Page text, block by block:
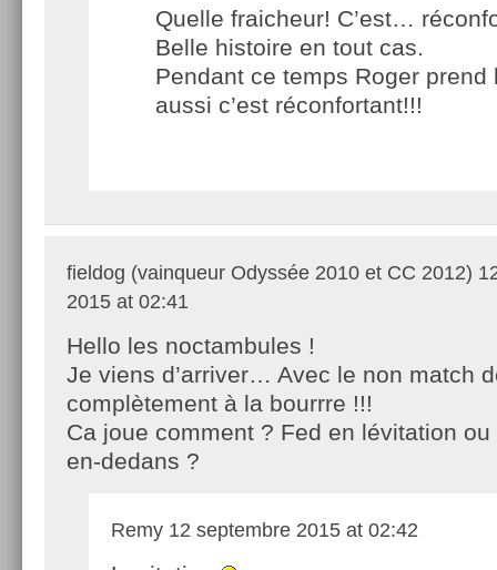
Quelle fraicheur! C’est…
Belle histoire en tout cas.
Pendant ce temps Roger prend
aussi c’est réconfortant!!!
fieldog (vainqueur Odyssée 2010 et CC 2012)
2015 at 02:41
Hello les noctambules !
Je viens d’arriver… Avec le non match
complètement à la bourrre !!!
Ca joue comment ? Fed en lévitation ou
en-dedans ?
Remy 12 septembre 2015 at 02:42